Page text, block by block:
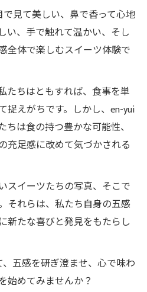
見て美しい、鼻で香って心地
い、手で触れて温かい、そし
全体で楽しむスイーツ体験で
たちはともすれば、食事を単
捉えがちです。しかし、en-yui
は食の持つ豊かな可能性、
充足感に改めて気づかされる
スイーツたちの写真、そこで
それらは、私たち自身の五感
新たな喜びと発見をもたらし
五感を研ぎ澄ませ、心で味わ
始めてみませんか？